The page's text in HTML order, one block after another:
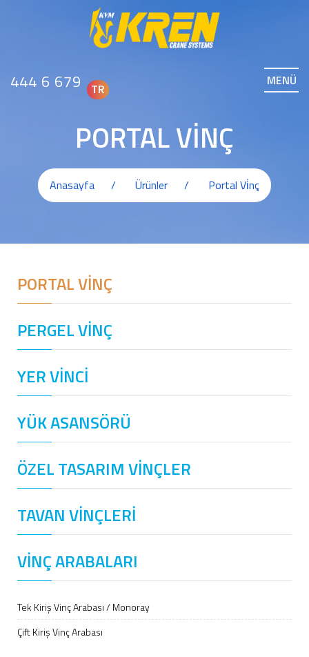
444 6 679 TR
MENÜ
PORTAL VİNÇ
Anasayfa Ürünler Portal Vi̇nç
PORTAL VİNÇ
PERGEL VİNÇ
YER VİNCİ
YÜK ASANSÖRÜ
ÖZEL TASARIM VİNÇLER
TAVAN VİNÇLERİ
VİNÇ ARABALARI
Tek Kiriş Vinç Arabası / Monoray
Çift Kiriş Vinç Arabası